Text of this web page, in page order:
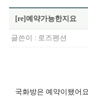
[re]예약가능한지요
글쓴이 : 로즈펜션
국화방은 예약이됐어